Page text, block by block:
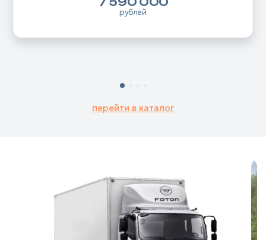
рублей
перейти в каталог